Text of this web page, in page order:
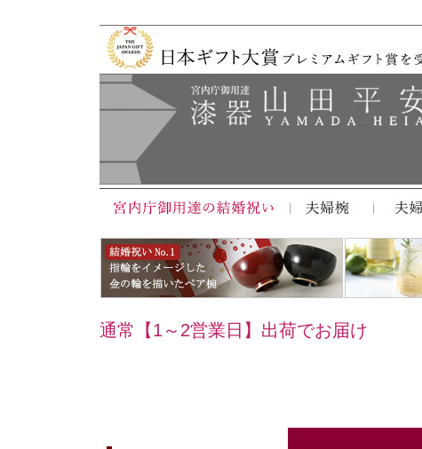
通常【1～2営業日】出荷でお届け